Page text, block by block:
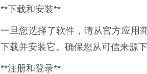
**下载和安装**
一旦您选择了软件，请从官方应用
下载并安装它。确保您从可信来源
**注册和登录**